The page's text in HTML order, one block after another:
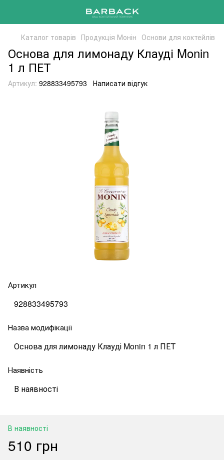
Каталог товарів Продукція Монін Основи для коктейлів
Основа для лимонаду Клауді Monin
1 л ПЕТ
Артикул: 928833495793 Написати відгук
Артикул
928833495793
Назва модифікації
Основа для лимонаду Клауді Monin 1 л ПЕТ
Наявність
В наявності
В наявності
510 грн